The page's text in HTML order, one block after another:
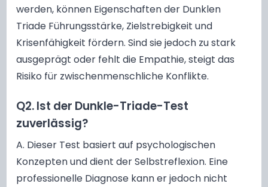
werden, können Eigenschaften der Dunklen
Triade Führungsstärke, Zielstrebigkeit und
Krisenfähigkeit fördern. Sind sie jedoch zu stark
ausgeprägt oder fehlt die Empathie, steigt das
Risiko für zwischenmenschliche Konflikte.
Q2. Ist der Dunkle-Triade-Test
zuverlässig?
A. Dieser Test basiert auf psychologischen
Konzepten und dient der Selbstreflexion. Eine
professionelle Diagnose kann er jedoch nicht